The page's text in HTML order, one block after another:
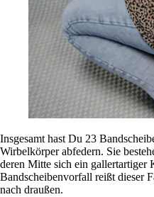
Insgesamt hast Du 23
Wirbelkörper abfedern. Sie
deren Mitte sich ein gallertartiger
Bandscheibenvorfall reißt dieser
nach draußen.